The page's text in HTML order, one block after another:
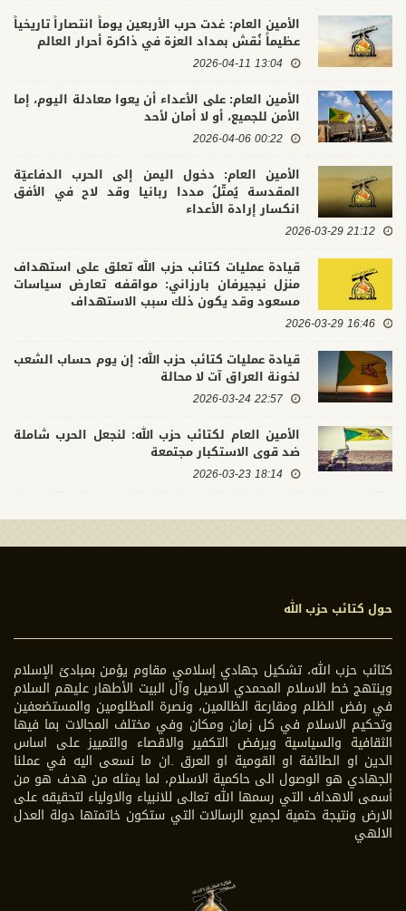
الأمين العام: غدت حرب الأربعين يوماً انتصاراً تاريخياً
عظيماً نُقش بمداد العزة في ذاكرة أحرار العالم
13:04 2026-04-11
الأمين العام: على الأعداء أن يعوا معادلة اليوم، إما
الأمن للجميع، أو لا أمان لأحد
00:22 2026-04-06
الأمين العام: دخول اليمن إلى الحرب الدفاعيّة
المقدسة يُمثّلُ مددا ربانيا وقد لاح في الأفق
انكسار إرادة الأعداء
21:12 2026-03-29
قيادة عمليات كتائب حزب الله تعلق على استهداف
منزل نيجيرفان بارزاني: مواقفه تعارض سياسات
مسعود وقد يكون ذلك سبب الاستهداف
16:46 2026-03-29
قيادة عمليات كتائب حزب الله: إن يوم حساب الشعب
لخونة العراق آت لا محالة
22:57 2026-03-24
الأمين العام لكتائب حزب الله: لنجعل الحرب شاملة
ضد قوى الاستكبار مجتمعة
18:14 2026-03-23
حول كتائب حزب الله
كتائب حزب الله، تشكيل جهادي إسلامي مقاوم يؤمن بمبادئ الإسلام
وينتهج خط الاسلام المحمدي الاصيل وآل البيت الأطهار عليهم السلام
في رفض الظلم ومقارعة الظالمين، ونصرة المظلومين والمستضعفين
وتحكيم الاسلام في كل زمان ومكان وفي مختلف المجالات بما فيها
الثقافية والسياسية ويرفض التكفير والاقصاء والتمييز على اساس
الدين او الطائفة او القومية او العرق .ان ما نسعى اليه في عملنا
الجهادي هو الوصول الى حاكمية الاسلام، لما يمثله من هدف هو من
أسمى الاهداف التي رسمها الله تعالى للانبياء والاولياء لتحقيقه على
الارض ونتيجة حتمية لجميع الرسالات التي ستكون خاتمتها دولة العدل
الالهي